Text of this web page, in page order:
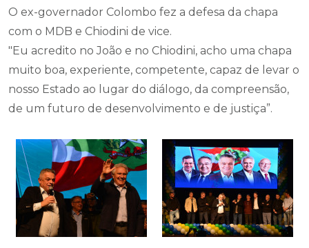
​O ex-governador Colombo fez a defesa da chapa
com o MDB e Chiodini de vice.
"Eu acredito no João e no Chiodini, acho uma chapa
muito boa, experiente, competente, capaz de levar o
nosso Estado ao lugar do diálogo, da compreensão,
de um futuro de desenvolvimento e de justiça”.